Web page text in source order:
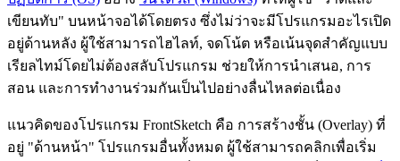
เขียนทับ" บนหน้าจอได้โดยตรง ซึ่งไม่ว่าจะมีโปรแกรมอะไรเปิด
อยู่ด้านหลัง ผู้ใช้สามารถไฮไลท์, จดโน้ต หรือเน้นจุดสำคัญแบบ
เรียลไทม์โดยไม่ต้องสลับโปรแกรม ช่วยให้การนำเสนอ, การ
สอน และการทำงานร่วมกันเป็นไปอย่างลื่นไหลต่อเนื่อง
แนวคิดของโปรแกรม FrontSketch คือ การสร้างชั้น (Overlay) ที่
อยู่ "ด้านหน้า" โปรแกรมอื่นทั้งหมด ผู้ใช้สามารถคลิกเพื่อเริ่ม